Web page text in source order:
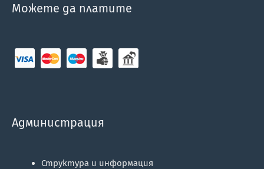
Можете да платите
Администрация
Структура и информация